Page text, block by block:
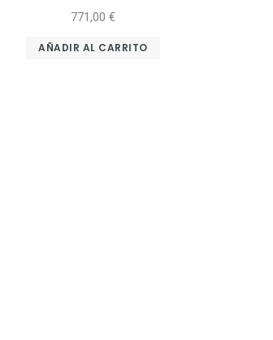
771,00 €
AÑADIR AL CARRITO